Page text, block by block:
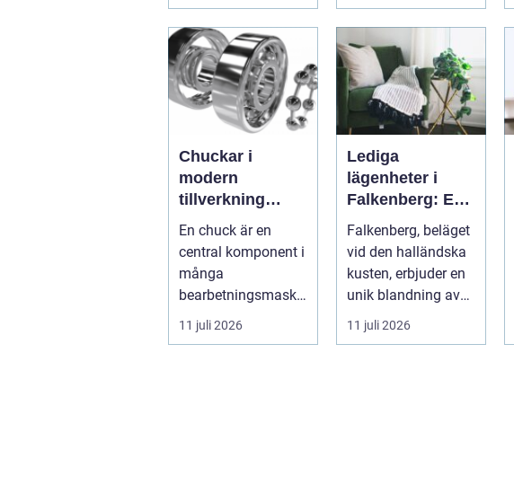
Chuckar i
modern
tillverkning
funktion,
precision och
smarta val
En chuck är en
central komponent i
många
bearbetningsmaski
ner. Den håller fast
ämnet eller
11 juli 2026
Lediga
lägenheter i
Falkenberg: En
guide till rätt
bostad för dig
Falkenberg, beläget
vid den halländska
kusten, erbjuder en
unik blandning av
naturskö...
11 juli 2026